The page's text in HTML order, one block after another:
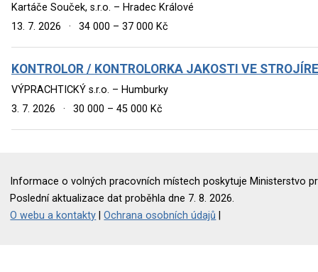
Kartáče Souček, s.r.o. – Hradec Králové
13. 7. 2026
· 34 000 – 37 000 Kč
KONTROLOR / KONTROLORKA JAKOSTI VE
VÝPRACHTICKÝ s.r.o. – Humburky
3. 7. 2026
· 30 000 – 45 000 Kč
Informace o volných pracovních místech poskytuje Ministerstvo
Poslední aktualizace dat proběhla dne 7. 8. 2026.
O webu a kontakty |Ochrana osobních údajů